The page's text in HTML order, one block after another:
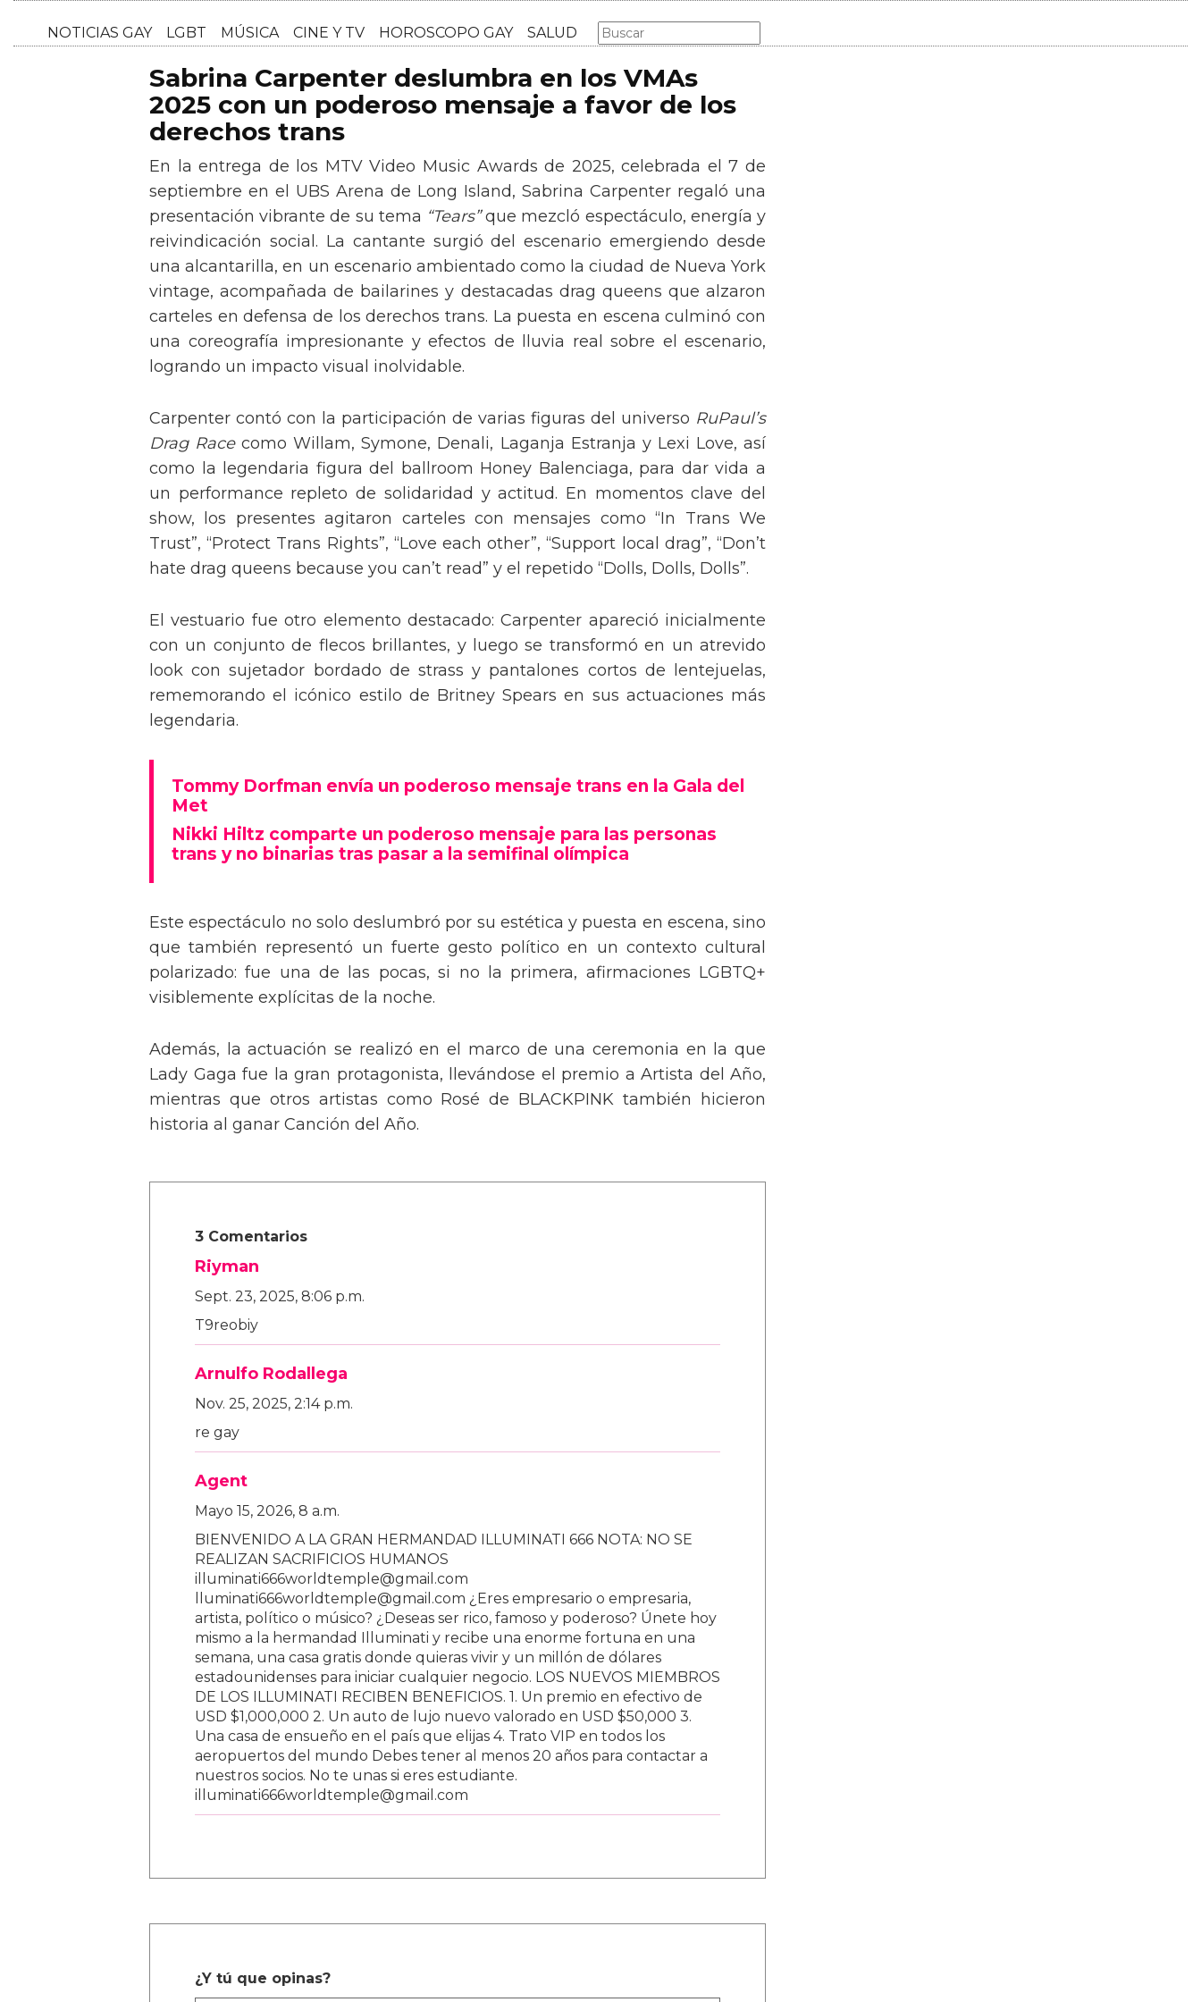
NOTICIAS GAY LGBT MÚSICA CINE Y TV
Sabrina Carpenter deslumbra en los VMAs
2025 con un poderoso mensaje a favor de los
derechos trans
En la entrega de los MTV Video Music Awards de 2025, celebrada el 7 de
septiembre en el UBS Arena de Long Island, Sabrina Carpenter regaló una
presentación vibrante de su tema “Tears”que mezcló espectáculo, energía y
reivindicación social. La cantante surgió del escenario emergiendo desde
una alcantarilla, en un escenario ambientado como la ciudad de Nueva York
vintage, acompañada de bailarines y destacadas drag queens que alzaron
carteles en defensa de los derechos trans. La puesta en escena culminó con
una coreografía impresionante y efectos de lluvia real sobre el escenario,
Carpenter contó con la participación de varias figuras del universo RuPaul’s
Drag Racecomo Willam, Symone, Denali, Laganja Estranja y Lexi Love, así
como la legendaria figura del ballroom Honey Balenciaga, para dar vida a
un performance repleto de solidaridad y actitud. En momentos clave del
show, los presentes agitaron carteles con mensajes como “In Trans We
Trust”, “Protect Trans Rights”, “Love each other”, “Support local drag”, “Don’t
El vestuario fue otro elemento destacado: Carpenter apareció inicialmente
con un conjunto de flecos brillantes, y luego se transformó en un atrevido
look con sujetador bordado de strass y pantalones cortos de lentejuelas,
rememorando el icónico estilo de Britney Spears en sus actuaciones más
Tommy Dorfman envía un poderoso mensaje trans en la Gala del
Met
Nikki Hiltz comparte un poderoso mensaje para las personas
Este espectáculo no solo deslumbró por su estética y puesta en escena, sino
que también representó un fuerte gesto político en un contexto cultural
polarizado: fue una de las pocas, si no la primera, afirmaciones LGBTQ+
Además, la actuación se realizó en el marco de una ceremonia en la que
Lady Gaga fue la gran protagonista, llevándose el premio a Artista del Año,
mientras que otros artistas como Rosé de BLACKPINK también hicieron
3 Comentarios
Riyman
Sept. 23, 2025, 8:06 p.m.
T9reobiy
Arnulfo Rodallega
Nov. 25, 2025, 2:14 p.m.
re gay
Agent
Mayo 15, 2026, 8 a.m.
BIENVENIDO A LA GRAN HERMANDAD ILLUMINATI 666 NOTA: NO SE
REALIZAN SACRIFICIOS HUMANOS
illuminati666worldtemple@gmail.com
lluminati666worldtemple@gmail.com ¿Eres empresario o empresaria,
artista, político o músico? ¿Deseas ser rico, famoso y poderoso? Únete hoy
mismo a la hermandad Illuminati y recibe una enorme fortuna en una
semana, una casa gratis donde quieras vivir y un millón de dólares
estadounidenses para iniciar cualquier negocio. LOS NUEVOS MIEMBROS
DE LOS ILLUMINATI RECIBEN BENEFICIOS. 1. Un premio en efectivo de
USD $1,000,000 2. Un auto de lujo nuevo valorado en USD $50,000 3.
Una casa de ensueño en el país que elijas 4. Trato VIP en todos los
aeropuertos del mundo Debes tener al menos 20 años para contactar a
nuestros socios. No te unas si eres estudiante.
illuminati666worldtemple@gmail.com